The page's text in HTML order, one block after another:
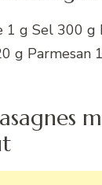
1 g Sel 300 g
g Parmesan